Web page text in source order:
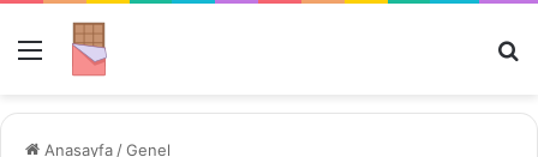
Menü
Anasayfa /Genel